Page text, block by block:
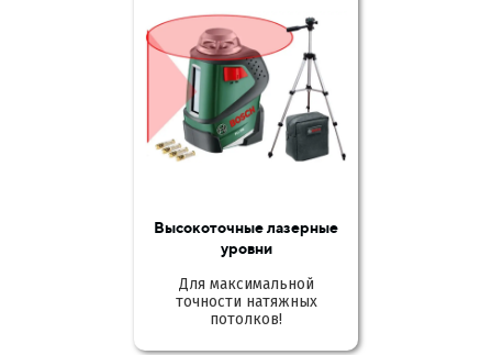
Высокоточные лазерные
уровни
Для максимальной
точности натяжных
потолков!